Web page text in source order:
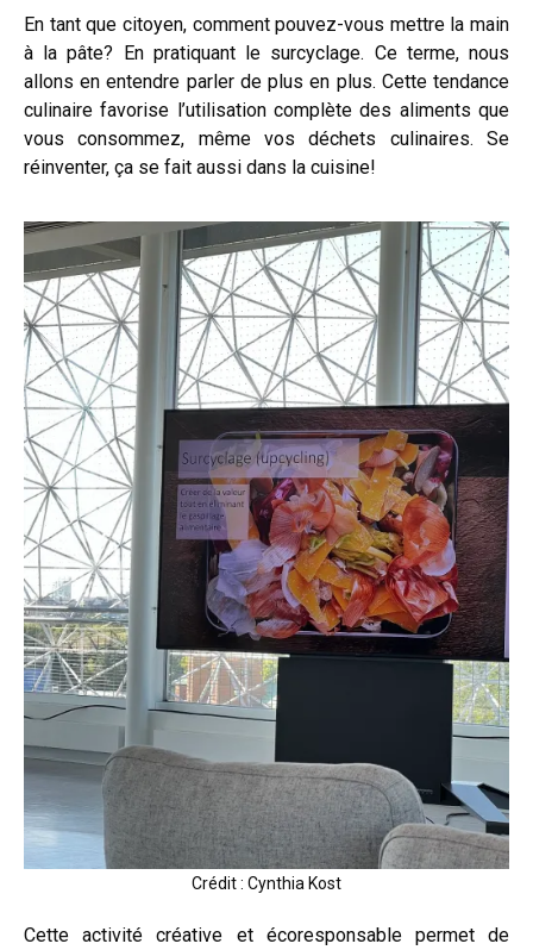
En tant que citoyen, comment pouvez-vous mettre la main
à la pâte? En pratiquant le surcyclage. Ce terme, nous
allons en entendre parler de plus en plus. Cette tendance
culinaire favorise l’utilisation complète des aliments que
vous consommez, même vos déchets culinaires. Se
réinventer, ça se fait aussi dans la cuisine!
Crédit : Cynthia Kost
Cette activité créative et écoresponsable permet de